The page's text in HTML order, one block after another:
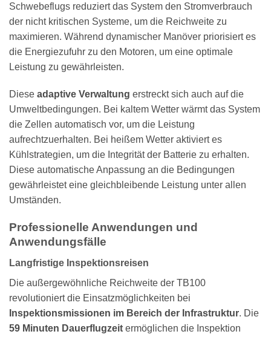
Schwebeflugs reduziert das System den Stromverbrauch
der nicht kritischen Systeme, um die Reichweite zu
maximieren. Während dynamischer Manöver priorisiert es
die Energiezufuhr zu den Motoren, um eine optimale
Leistung zu gewährleisten.
Diese adaptive Verwaltung erstreckt sich auch auf die
Umweltbedingungen. Bei kaltem Wetter wärmt das System
die Zellen automatisch vor, um die Leistung
aufrechtzuerhalten. Bei heißem Wetter aktiviert es
Kühlstrategien, um die Integrität der Batterie zu erhalten.
Diese automatische Anpassung an die Bedingungen
gewährleistet eine gleichbleibende Leistung unter allen
Umständen.
Professionelle Anwendungen und
Anwendungsfälle
Langfristige Inspektionsreisen
Die außergewöhnliche Reichweite der TB100
revolutioniert die Einsatzmöglichkeiten bei
Inspektionsmissionen im Bereich der Infrastruktur. Die
59 Minuten Dauerflugzeit ermöglichen die Inspektion